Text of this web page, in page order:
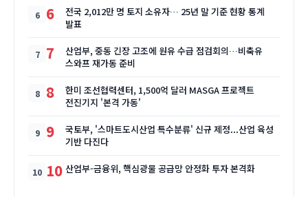
6
전국 2,012만 명 토지 소유자… 25년 말 기준 현황 통계
발표
7
산업부, 중동 긴장 고조에 원유 수급 점검회의…비축유
스와프 재가동 준비
8
한미 조선협력센터, 1,500억 달러 MASGA 프로젝트
전진기지 '본격 가동'
9
국토부, '스마트도시산업 특수분류' 신규 제정...산업 육성
기반 다진다
10 산업부-금융위, 핵심광물 공급망 안정화 투자 본격화